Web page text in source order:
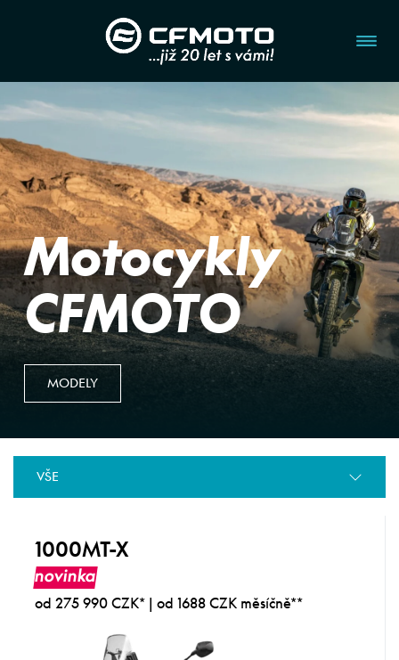
Motocykly
CFMOTO
MODELY
VŠE
1000MT-X
novinka
od 275 990 CZK* | od 1688 CZK měsíčně**